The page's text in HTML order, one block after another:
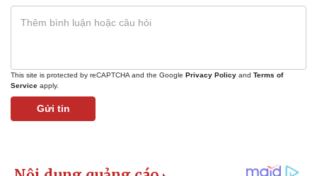
This site is protected by reCAPTCHA and the Google Privacy Policy and Terms of
Service apply.
Gửi tin